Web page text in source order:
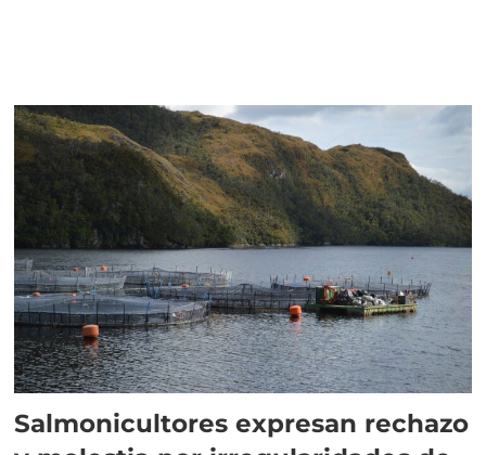
Salmonicultores expresan rechazo